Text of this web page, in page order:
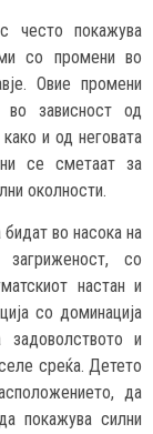
често покажува
со промени во
Овие промени
зависност од
и од неговата
се сметаат за
околности.
во насока на
загриженост, со
настан и
со доминација
и
среќа. Детето
да
покажува силни